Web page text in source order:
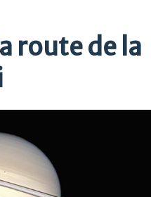
route de la